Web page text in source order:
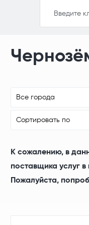
Все города
Сортировать по
К сожалению, в
поставщика услуг
Пожалуйста,